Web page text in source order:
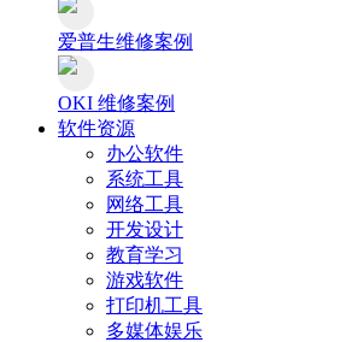
爱普生维修案例
OKI 维修案例
软件资源
办公软件
系统工具
网络工具
开发设计
教育学习
游戏软件
打印机工具
多媒体娱乐